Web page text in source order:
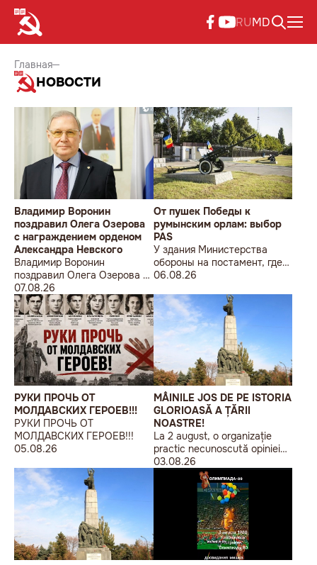
RUMD
Главная
НОВОСТИ
Владимир Воронин
поздравил Олега Озерова
с награждением орденом
Александра Невского
Владимир Воронин
поздравил Олега Озерова с
награждением орденом
Александра Невского
07.08.26
От пушек Победы к
румынским орлам: выбор
PAS
У здания Министерства
обороны на постамент, где
прежде стояла знаменитая
мужчина возложил букет
цветов.
06.08.26
РУКИ ПРОЧЬ ОТ
МОЛДАВСКИХ ГЕРОЕВ!!!
РУКИ ПРОЧЬ ОТ
МОЛДАВСКИХ ГЕРОЕВ!!!
05.08.26
MÂINILE JOS DE PE ISTORIA
GLORIOASĂ A ȚĂRII
NOASTRE!
La 2 august, o organizație
practic necunoscută opiniei
publice, autointitulată „Liga
Studenților Basarabeni”, a
organizat la Chișinău o
acțiune de protest modestă,
sub sloganul „În Uniunea
Europeană fără monumente
sovietice”.
03.08.26